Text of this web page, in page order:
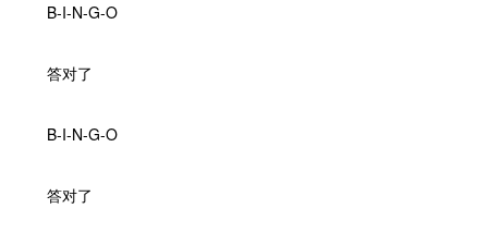
B-I-N-G-O
答对了
B-I-N-G-O
答对了